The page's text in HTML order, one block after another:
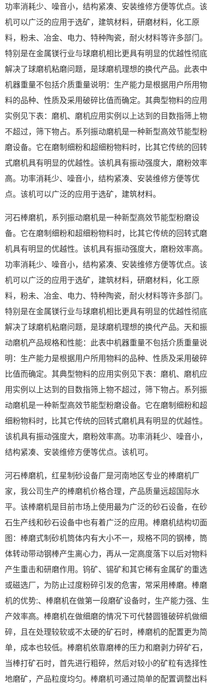
功率消耗少、噪音小，结构紧凑、安装维修方便等优点。该
机可以广泛的应用于选矿，建筑材料，研磨材料，化工原
料，粉未、冶金、电力、特种陶瓷，耐火材料等许多部门。
特别是在金属镁行业与球磨机相比更具有明显的优越性彻底
解决了球磨机粘磨问题，是球磨机理想的换代产品。此表中
机器重量不包括介质重量说明：生产能力是根据用户所用物
料的品种、性质及采用破碎比值而确定。其典型物料的应用
实例见下表：磨机、磨机应用实例以上达到的目数指筛上物
不超过，筛下物占。系列振动磨机是一种新型高效节能型粉
磨设备。它在磨制细粉和超细粉物料时，比其它传统的回转
式磨机具有明显的优越性。该机具有振动强度大，磨粉效率
高。功率消耗少、噪音小，结构紧凑、安装维修方便等优
点。该机可以广泛的应用于选矿，建筑材料。
河石棒磨机，系列振动磨机是一种新型高效节能型粉磨设
备。它在磨制细粉和超细粉物料时，比其它传统的回转式磨
机具有明显的优越性。该机具有振动强度大，磨粉效率高。
功率消耗少、噪音小，结构紧凑、安装维修方便等优点。该
机可以广泛的应用于选矿，建筑材料，研磨材料，化工原
料，粉未、冶金、电力、特种陶瓷，耐火材料等许多部门。
特别是在金属镁行业与球磨机相比更具有明显的优越性彻底
解决了球磨机粘磨问题，是球磨机理想的换代产品。天和振
动磨机产品规格和性能：此表中机器重量不包括介质重量说
明：生产能力是根据用户所用物料的品种、性质及采用破碎
比值而确定。其典型物料的应用实例见下表：磨机、磨机应
用实例以上达到的目数指筛上物不超过，筛下物占。系列振
动磨机是一种新型高效节能型粉磨设备。它在磨制细粉和超
细粉物料时，比其它传统的回转式磨机具有明显的优越性。
该机具有振动强度大，磨粉效率高。功率消耗少、噪音小，
结构紧凑、安装维修方便等优点。该机可。
河石棒磨机，红星制砂设备厂是河南地区专业的棒磨机厂
家，我公司生产的棒磨机价格合理，产品质量远超国际水
平。该棒磨机是目前市场上使用最为广泛的砂石设备，在砂
石生产线和砂石设备中也有着广泛的应用。棒磨机结构切面
图：棒磨式制砂机筒体内有大小不一，规格不同的钢棒，筒
体转动带动钢棒产生离心力，再从一定高度落下以后对物料
产生重击和研磨作用。钨矿、锡矿和其它稀有金属矿的重选
或磁选厂，为防止过度粉碎引发的危害，常采用棒磨。棒磨
机的优势:、棒磨机在做第一段磨矿设备时，生产能力强、生
产效率高。棒磨机在做细磨的情况下可代替圆锥破碎机做细
碎，且在处理较软或不太硬的矿石时，棒磨机的配置更为简
单，成本也较低。棒磨机依靠磨棒的压力和磨剥力碎矿石，
当棒打矿石时，首先进行粗碎，然后对较小的矿粒有选择性
地磨矿，产品粒度均匀。棒磨机可通过简单的配置调整出料